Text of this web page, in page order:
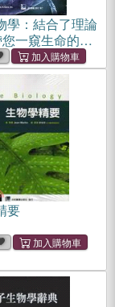
學：結合了理論
一窺生命的奈
要